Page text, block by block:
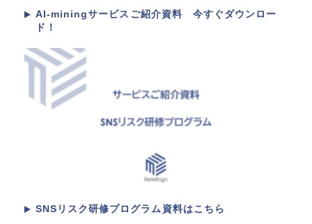
AI-miningサービスご紹介資料 今すぐダウンロー
ド！
SNSリスク研修プログラム資料はこちら